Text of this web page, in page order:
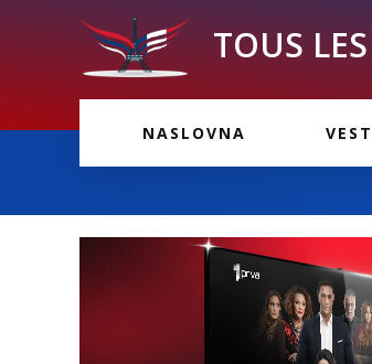
TOUS
NASLOVNA